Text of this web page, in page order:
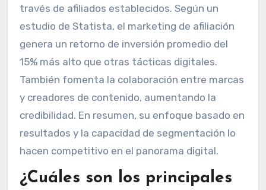
través de afiliados establecidos. Según un
estudio de Statista, el marketing de afiliación
genera un retorno de inversión promedio del
15% más alto que otras tácticas digitales.
También fomenta la colaboración entre marcas
y creadores de contenido, aumentando la
credibilidad. En resumen, su enfoque basado en
resultados y la capacidad de segmentación lo
hacen competitivo en el panorama digital.
¿Cuáles son los principales